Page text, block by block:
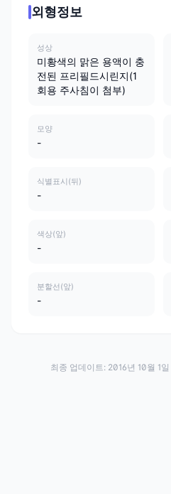
외형정보
성상
미황색의 맑은 용액이 충
전된 프리필드시린지(1
회용 주사침이 첨부)
모양
-
식별표시(뒤)
-
색상(앞)
-
분할선(앞)
-
최종 업데이트: 2016년 10월 1일